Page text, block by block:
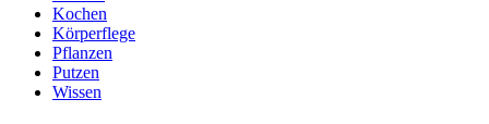
Kochen
Körperflege
Pflanzen
Putzen
Wissen